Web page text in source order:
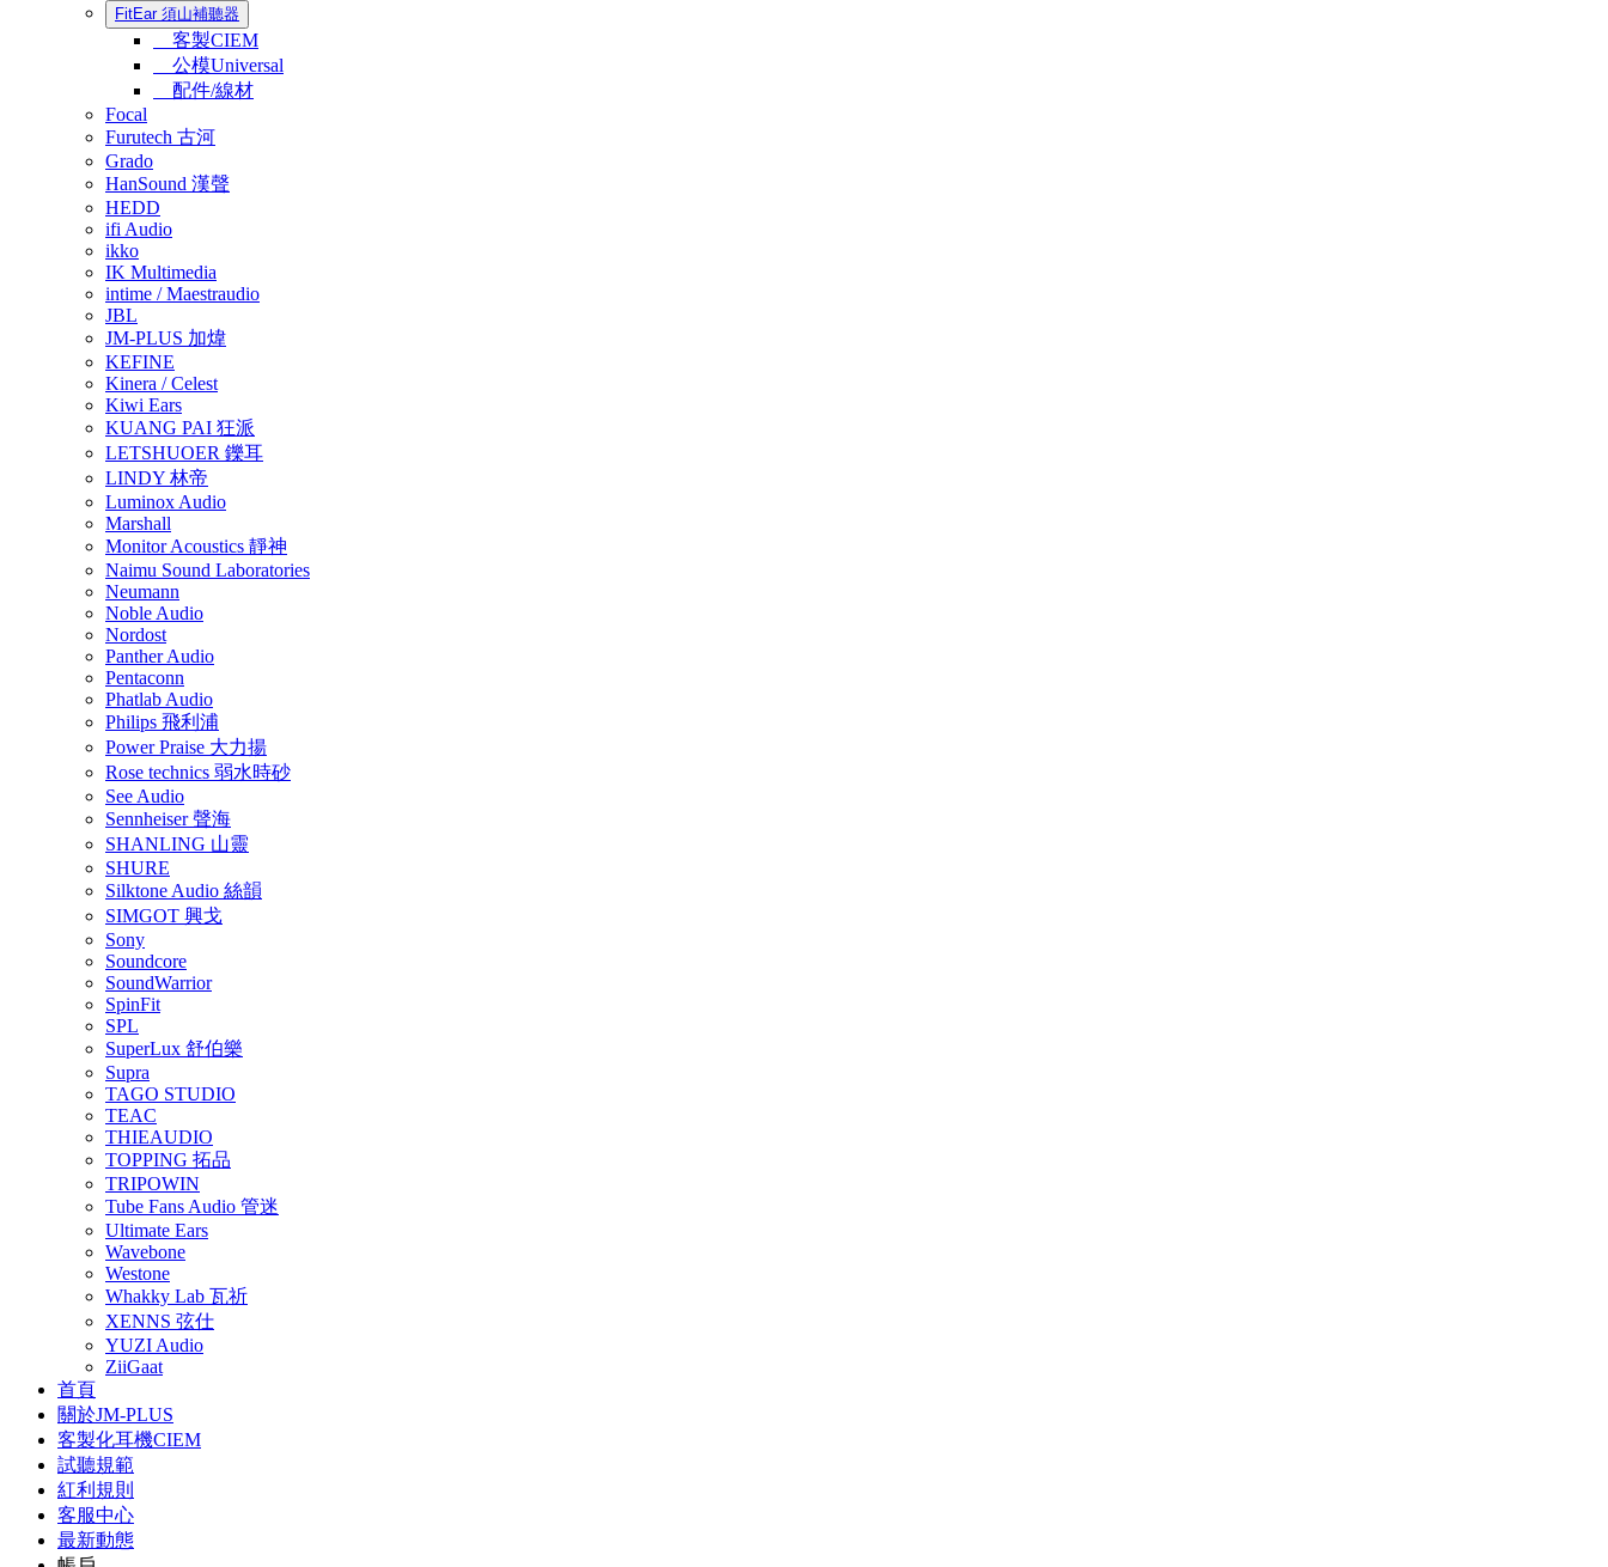
FitEar 須山補聽器
客製CIEM
公模Universal
配件/線材
Focal
Furutech 古河
Grado
HanSound 漢聲
HEDD
ifi Audio
ikko
IK Multimedia
intime / Maestraudio
JBL
JM-PLUS 加煒
KEFINE
Kinera / Celest
Kiwi Ears
KUANG PAI 狂派
LETSHUOER 鑠耳
LINDY 林帝
Luminox Audio
Marshall
Monitor Acoustics 靜神
Naimu Sound Laboratories
Neumann
Noble Audio
Nordost
Panther Audio
Pentaconn
Phatlab Audio
Philips 飛利浦
Power Praise 大力揚
Rose technics 弱水時砂
See Audio
Sennheiser 聲海
SHANLING 山靈
SHURE
Silktone Audio 絲韻
SIMGOT 興戈
Sony
Soundcore
SoundWarrior
SpinFit
SPL
SuperLux 舒伯樂
Supra
TAGO STUDIO
TEAC
THIEAUDIO
TOPPING 拓品
TRIPOWIN
Tube Fans Audio 管迷
Ultimate Ears
Wavebone
Westone
Whakky Lab 瓦祈
XENNS 弦仕
YUZI Audio
ZiiGaat
首頁
關於JM-PLUS
客製化耳機CIEM
試聽規範
紅利規則
客服中心
最新動態